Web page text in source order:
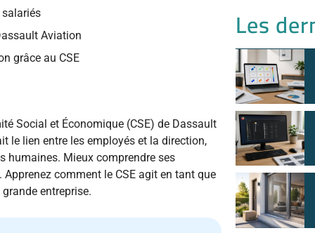
salariés
Aviation
grâce au CSE
Social et Économique (CSE) de Dassault
le lien entre les employés et la direction,
humaines. Mieux comprendre ses
comment le CSE agit en tant que
entreprise.
Les